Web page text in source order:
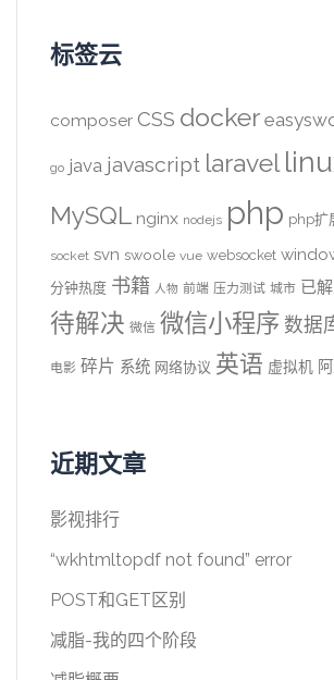
标签云
composer CSS docker
go java javascript laravel
MySQL nginx nodejs php php扩
socket svn swoole vue websocket
分钟热度 书籍 人物 前端 压力测试 城市 已
待解决 微信 微信小程序 数据
电影 碎片 系统 网络协议 英语 虚拟机
近期文章
影视排行
“wkhtmltopdf not found” error
POST和GET区别
减脂-我的四个阶段